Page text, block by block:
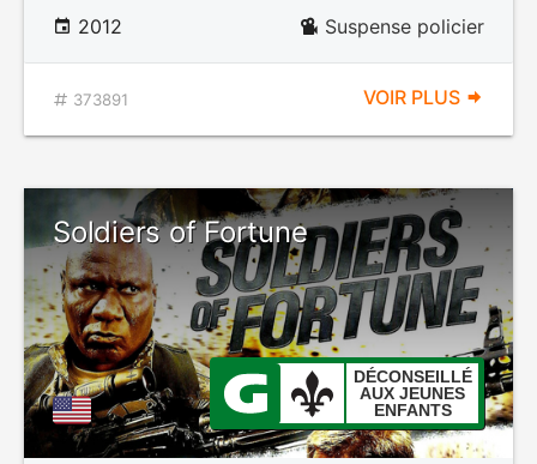
2012 Suspense policier
373891 VOIR PLUS
Soldiers of Fortune
DÉCONSEILLÉ
AUX JEUNES
ENFANTS